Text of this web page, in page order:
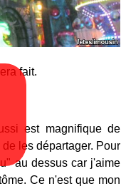
fait.
est magnifique de
de les départager. Pour
au dessus car j'aime
Ce n'est que mon